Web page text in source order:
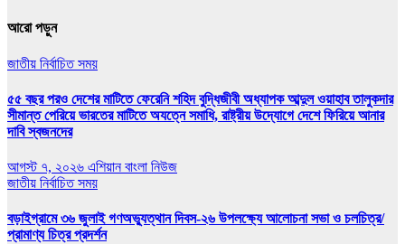
আরো পড়ুন
জাতীয় নির্বাচিত সময়
৫৫ বছর পরও দেশের মাটিতে ফেরেনি শহিদ বুদ্ধিজীবী অধ্যাপক আব্দুল ওয়াহাব তালুকদার
সীমান্ত পেরিয়ে ভারতের মাটিতে অযত্নে সমাধি, রাষ্ট্রীয় উদ্যোগে দেশে ফিরিয়ে আনার
দাবি স্বজনদের
আগস্ট ৭, ২০২৬ এশিয়ান বাংলা নিউজ
জাতীয় নির্বাচিত সময়
বড়াইগ্রামে ৩৬ জুলাই গণঅভ্যুত্থান দিবস-২৬ উপলক্ষ্যে আলোচনা সভা ও চলচিত্র/
প্রামাণ্য চিত্র প্রদর্শন